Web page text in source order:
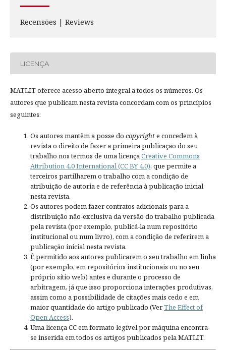
Recensões | Reviews
LICENÇA
MATLIT oferece acesso aberto integral a todos os números. Os
autores que publicam nesta revista concordam com os princípios
seguintes:
Os autores mantêm a posse do copyrighte concedem à
revista o direito de fazer a primeira publicação do seu
trabalho nos termos de uma licençaCreative Commons
Attribution 4.0 International (CC BY 4.0), que permite a
terceiros partilharem o trabalho com a condição de
atribuição de autoria e de referência à publicação inicial
nesta revista.
Os autores podem fazer contratos adicionais para a
distribuição não-exclusiva da versão do trabalho publicada
pela revista (por exemplo, publicá-la num repositório
institucional ou num livro), com a condição de referirem a
publicação inicial nesta revista.
É permitido aos autores publicarem o seu trabalho em linha
(por exemplo, em repositórios institucionais ou no seu
próprio sítio web) antes e durante o processo de
arbitragem, já que isso proporciona interações produtivas,
assim como a possibilidade de citações mais cedo e em
maior quantidade do artigo publicado (VerThe Effect of
Open Access).
Uma licença CC em formato legível por máquina encontra-
se inserida em todos os artigos publicados pela MATLIT.